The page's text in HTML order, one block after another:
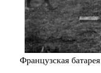
Французская